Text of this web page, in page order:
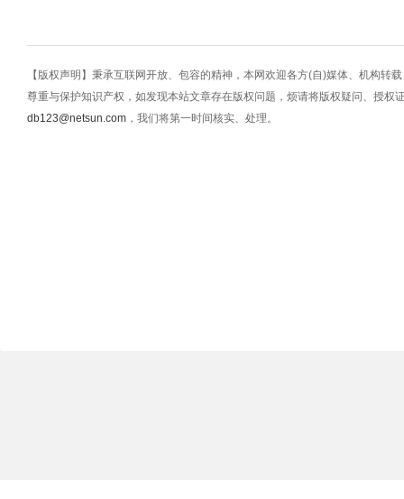
【版权声明】秉承互联网开放、包容的精神，本网欢迎各方(自)媒体、机构转
尊重与保护知识产权，如发现本站文章存在版权问题，烦请将版权疑问、授权
db123@netsun.com ，我们将第一时间核实、处理。